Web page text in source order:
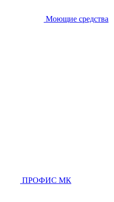
Моющие средства
ПРОФИС МК